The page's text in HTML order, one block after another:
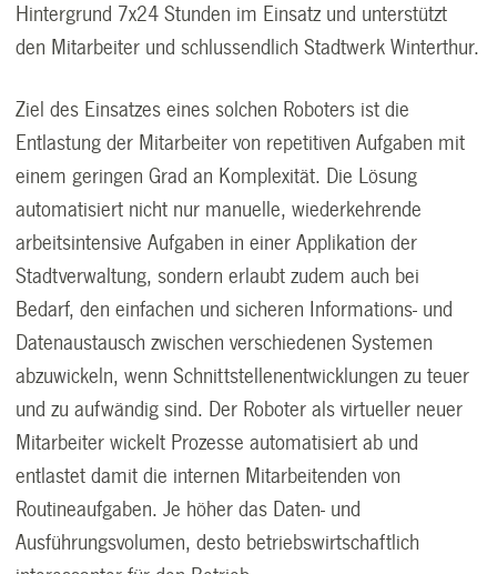
Hintergrund 7x24 Stunden im Einsatz und unterstützt
den Mitarbeiter und schlussendlich Stadtwerk Winterthur.
Ziel des Einsatzes eines solchen Roboters ist die
Entlastung der Mitarbeiter von repetitiven Aufgaben mit
einem geringen Grad an Komplexität. Die Lösung
automatisiert nicht nur manuelle, wiederkehrende
arbeitsintensive Aufgaben in einer Applikation der
Stadtverwaltung, sondern erlaubt zudem auch bei
Bedarf, den einfachen und sicheren Informations- und
Datenaustausch zwischen verschiedenen Systemen
abzuwickeln, wenn Schnittstellenentwicklungen zu teuer
und zu aufwändig sind. Der Roboter als virtueller neuer
Mitarbeiter wickelt Prozesse automatisiert ab und
entlastet damit die internen Mitarbeitenden von
Routineaufgaben. Je höher das Daten- und
Ausführungsvolumen, desto betriebswirtschaftlich